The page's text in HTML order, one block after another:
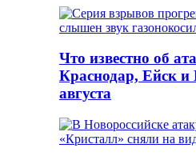
Что известно об
Краснодар, Ейск и
августа